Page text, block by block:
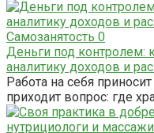
Самозанятость 0
Деньги под контролем:
аналитику доходов и
Работа на себя
приходит вопрос: где